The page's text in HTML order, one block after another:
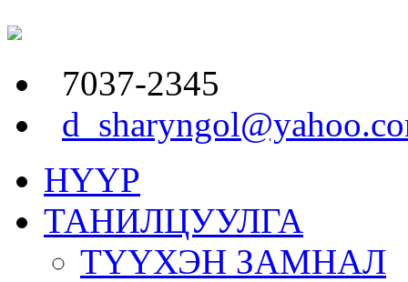
7037-2345
НҮҮР
ТАНИЛЦУУЛГА
ТҮҮХЭН ЗАМНАЛ